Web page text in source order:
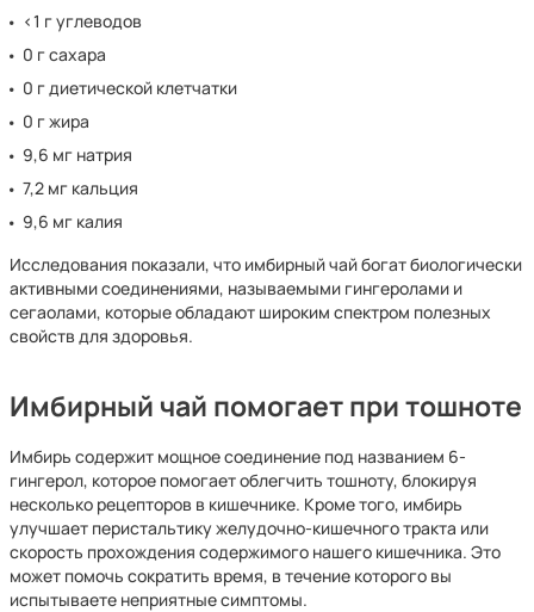
<1 г углеводов
0 г сахара
0 г диетической клетчатки
0 г жира
9,6 мг натрия
7,2 мг кальция
9,6 мг калия
Исследования показали, что имбирный чай богат биологически
активными соединениями, называемыми гингеролами и
сегаолами, которые обладают широким спектром полезных
свойств для здоровья.
Имбирный чай помогает при тошноте
Имбирь содержит мощное соединение под названием 6-
гингерол, которое помогает облегчить тошноту, блокируя
несколько рецепторов в кишечнике. Кроме того, имбирь
улучшает перистальтику желудочно-кишечного тракта или
скорость прохождения содержимого нашего кишечника. Это
может помочь сократить время, в течение которого вы
испытываете неприятные симптомы.